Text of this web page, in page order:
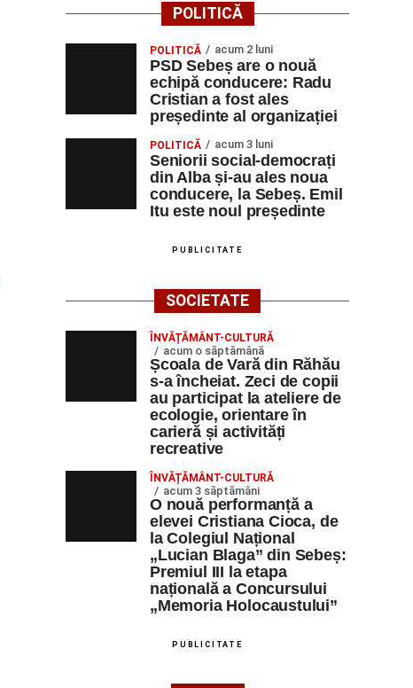
POLITICĂ
POLITICĂ acum 2 luni
PSD Sebeș are o nouă
echipă conducere: Radu
Cristian a fost ales
președinte al organizației
POLITICĂ acum 3 luni
Seniorii social-democrați
din Alba și-au ales noua
conducere, la Sebeș. Emil
Itu este noul președinte
PUBLICITATE
SOCIETATE
ÎNVĂȚĂMÂNT-CULTURĂ
acum o săptămână
Școala de Vară din Răhău
s-a încheiat. Zeci de copii
au participat la ateliere de
ecologie, orientare în
carieră și activități
recreative
ÎNVĂȚĂMÂNT-CULTURĂ
acum 3 săptămâni
O nouă performanță a
elevei Cristiana Cioca, de
la Colegiul Național
„Lucian Blaga” din Sebeș:
Premiul III la etapa
națională a Concursului
„Memoria Holocaustului”
PUBLICITATE